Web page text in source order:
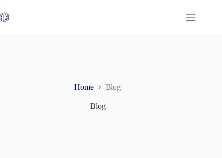
to
content
Home Blog
Blog